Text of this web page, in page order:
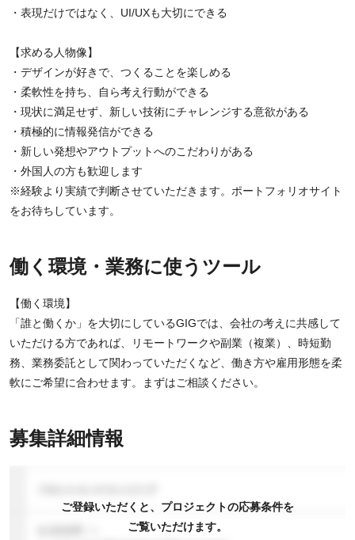
・表現だけではなく、UI/UXも大切にできる
【求める人物像】
・デザインが好きで、つくることを楽しめる
・柔軟性を持ち、自ら考え行動ができる
・現状に満足せず、新しい技術にチャレンジする意欲がある
・積極的に情報発信ができる
・新しい発想やアウトプットへのこだわりがある
・外国人の方も歓迎します
※経験より実績で判断させていただきます。ポートフォリオサイト
をお待ちしています。
働く環境・業務に使うツール
【働く環境】
「誰と働くか」を大切にしているGIGでは、会社の考えに共感して
いただける方であれば、リモートワークや副業（複業）、時短勤
務、業務委託として関わっていただくなど、働き方や雇用形態を柔
軟にご希望に合わせます。まずはご相談ください。
募集詳細情報
ご登録いただくと、プロジェクトの応募条件を
ご覧いただけます。